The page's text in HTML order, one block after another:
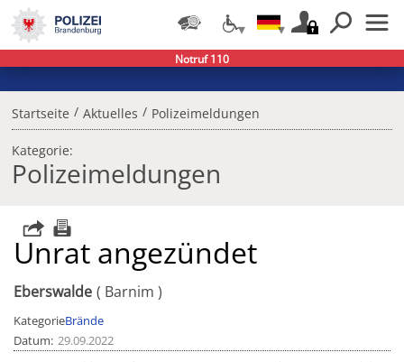
Startseite / Aktuelles / Polizeimeldungen
Kategorie:
Polizeimeldungen
Unrat angezündet
Eberswalde Barnim
KategorieBrände
Datum 29.09.2022
Notruf 110